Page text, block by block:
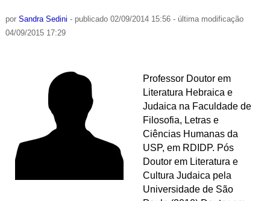
por Sandra Sedini - publicado02/09/2014 15:56 - última modificação
04/09/2015 17:29
Professor Doutor em
Literatura Hebraica e
Judaica na Faculdade de
Filosofia, Letras e
Ciências Humanas da
USP, em RDIDP. Pós
Doutor em Literatura e
Cultura Judaica pela
Universidade de São